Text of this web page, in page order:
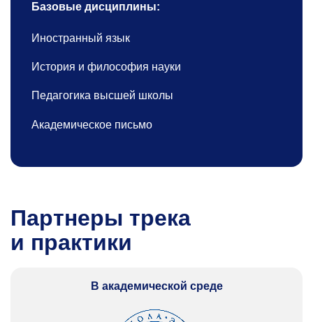
Базовые дисциплины:
Иностранный язык
История и философия науки
Педагогика высшей школы
Академическое письмо
Партнеры трека
и практики
В академической среде